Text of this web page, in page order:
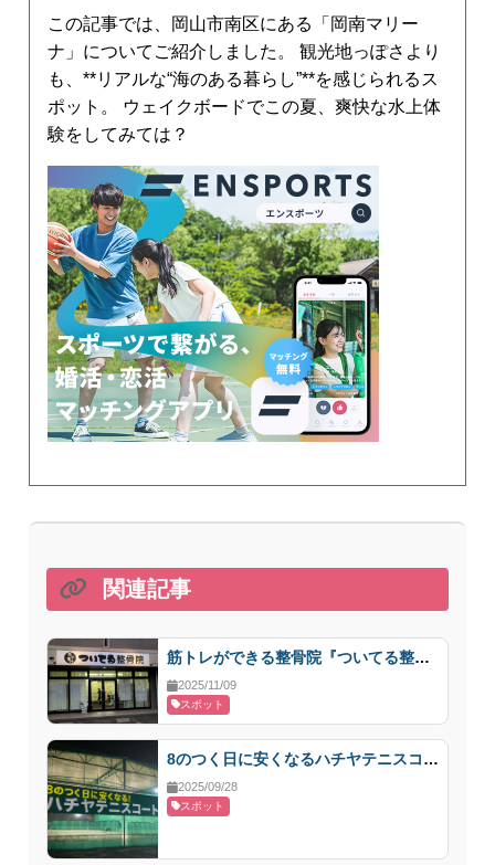
この記事では、岡山市南区にある「岡南マリー
ナ」についてご紹介しました。 観光地っぽさより
も、**リアルな“海のある暮らし”**を感じられるス
ポット。 ウェイクボードでこの夏、爽快な水上体
験をしてみては？
関連記事
筋トレができる整骨院『ついてる整骨院』を紹介
2025/11/09
スポット
8のつく日に安くなるハチヤテニスコートを紹介
2025/09/28
スポット